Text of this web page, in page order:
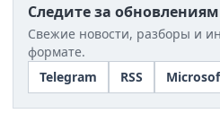
Следите за
Свежие новости, разборы и
формате.
Telegram
RSS